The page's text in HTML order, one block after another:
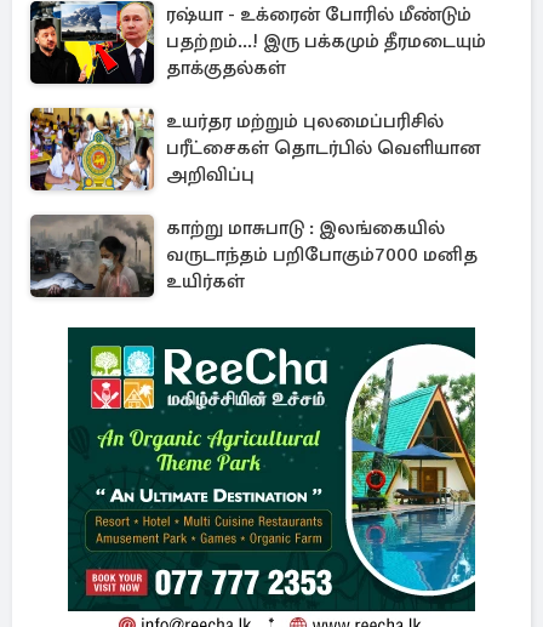
ரஷ்யா - உக்ரைன் போரில் மீண்டும்
பதற்றம்...! இரு பக்கமும் தீரமடையும்
தாக்குதல்கள்
உயர்தர மற்றும் புலமைப்பரிசில்
பரீட்சைகள் தொடர்பில் வெளியான
அறிவிப்பு
காற்று மாசுபாடு : இலங்கையில்
வருடாந்தம் பறிபோகும்7000 மனித
உயிர்கள்